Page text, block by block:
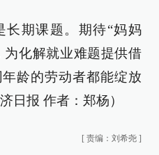
长期课题。期待“妈妈
为化解就业难题提供借
龄的劳动者都能绽放
日报 作者：郑杨）
[ 责编：刘希尧 ]